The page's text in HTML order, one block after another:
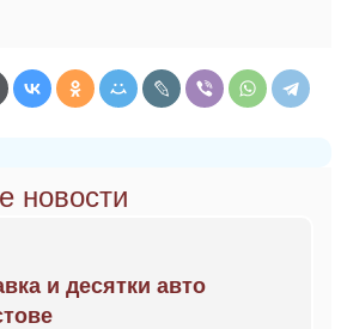
новости
и десятки авто